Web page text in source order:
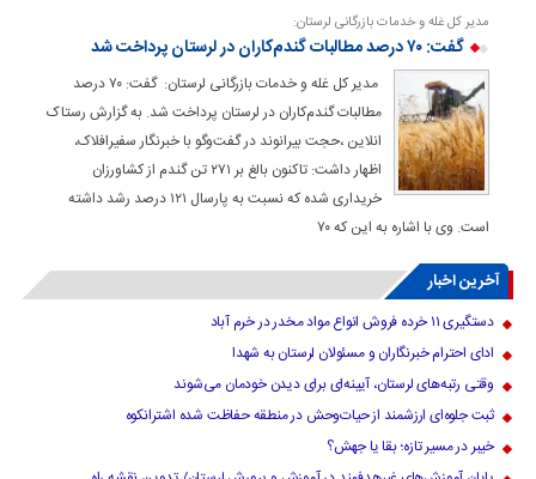
مدیر کل غله و خدمات بازرگانی لرستان:
گفت: ۷۰ درصد مطالبات گندم‌کاران در لرستان پرداخت شد
مدیر کل غله و خدمات بازرگانی لرستان: گفت: ۷۰ درصد
مطالبات گندم‌کاران در لرستان پرداخت شد. به گزارش رستاک
انلاین ،حجت بیرانوند در گفت‌و‌گو با خبرنگار سفیرافلاک،
اظهار داشت: تاکنون بالغ بر ۲۷۱ تن گندم از کشاورزان
خریداری شده که نسبت به پارسال ۱۲۱ درصد رشد داشته
است. وی با اشاره به این که ۷۰
آخرین اخبار
دستگیری ۱۱ خرده فروش انواع مواد مخدر در خرم آباد
ادای احترام خبرنگاران و مسئولان لرستان به شهدا
وقتی رتبه‌های لرستان، آیینه‌ای برای دیدن خودمان می‌شوند
ثبت جلوه‌ای ارزشمند از حیات‌وحش در منطقه حفاظت شده اشترانکوه
خیبر در مسیر تازه؛ بقا یا جهش؟